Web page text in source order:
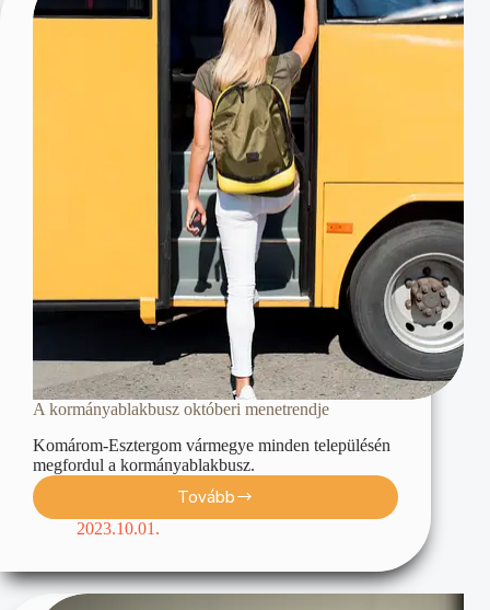
A kormányablakbusz októberi menetrendje
Komárom-Esztergom vármegye minden településén
megfordul a kormányablakbusz.
Tovább
2023.10.01.